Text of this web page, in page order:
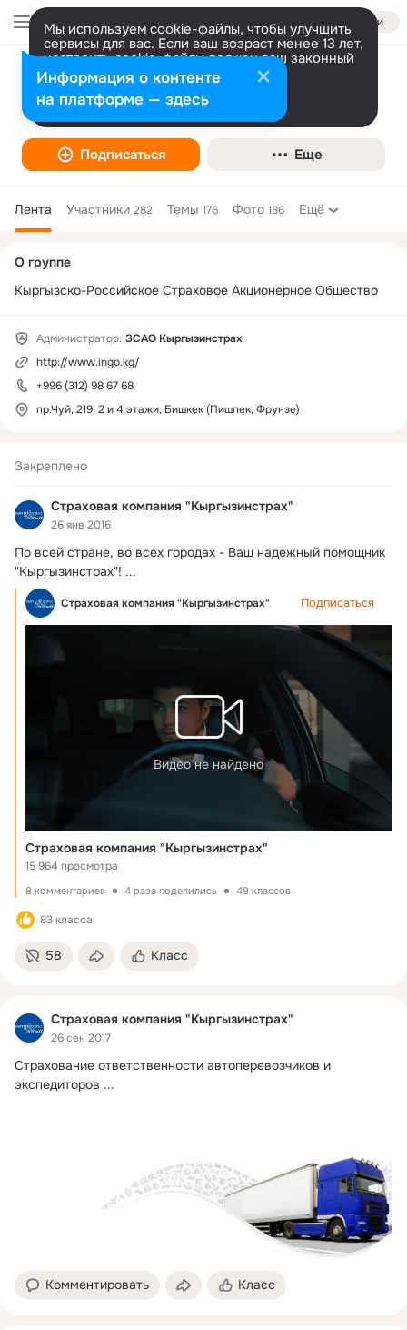
Войти
Мы используем cookie-файлы, чтобы улучшить
сервисы для вас. Если ваш возраст менее 13 лет,
настроить cookie-файлы должен ваш законный
представитель. Больше информации
Разрешить все Настроить
Страховая компания "Кыргызинстрах"
Общественная организация
Подписаться Еще
Лента Участники 282 Темы 176 Фото 186 Ещё
Закреплено
Страховая компания "Кыргызинстрах"
26 янв 2016
По всей стране, во всех городах - Ваш надежный помощник
"Кыргызинстрах"! ...
Страховая компания "Кыргызинстрах" Подписаться
Видео не найдено
Страховая компания "Кыргызинстрах"
15 964 просмотра
8 комментариев 4 раза поделились 49 классов
83 класса
58 Класс
Страховая компания "Кыргызинстрах"
26 сен 2017
Страхование ответственности автоперевозчиков и
экспедиторов ...
Комментировать Класс
колонка
О группе
Кыргызско-Российское Страховое Акционерное Общество
Администратор: ЗСАО Кыргызинстрах
http://www.ingo.kg/
+996 (312) 98 67 68
пр.Чуй, 219, 2 и 4 этажи, Бишкек (Пишпек, Фрунзе)
Информация о контенте
на платформе — здесь